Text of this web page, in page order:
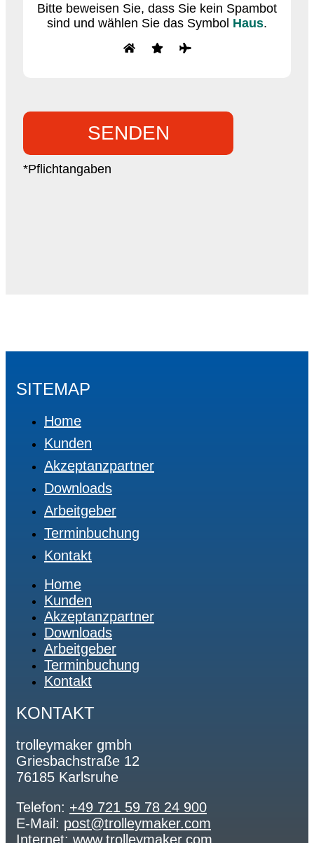
Bitte beweisen Sie, dass Sie kein Spambot
sind und wählen Sie das Symbol Haus.
*Pflichtangaben
SITEMAP
Home
Kunden
Akzeptanzpartner
Downloads
Arbeitgeber
Terminbuchung
Kontakt
Home
Kunden
Akzeptanzpartner
Downloads
Arbeitgeber
Terminbuchung
Kontakt
KONTAKT
trolleymaker gmbh
Griesbachstraße 12
76185 Karlsruhe
Telefon: +49 721 59 78 24 900
E-Mail: post@trolleymaker.com
Internet: www.trolleymaker.com